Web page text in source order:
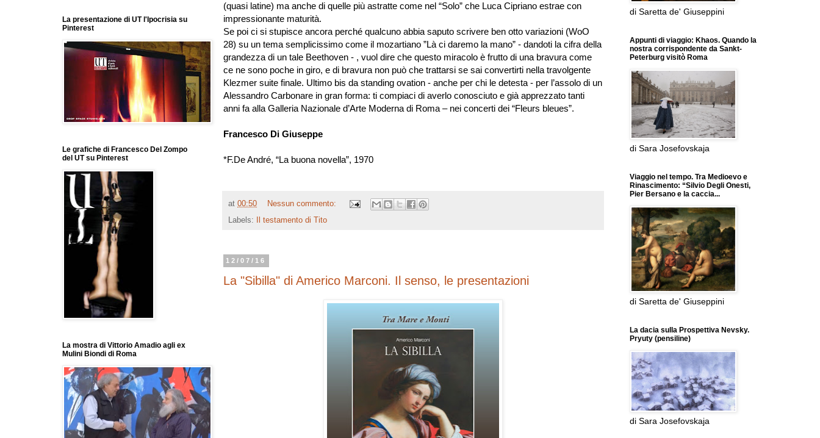
(quasi latine) ma anche di quelle più astratte come nel “Solo” che Luca Cipriano estrae con
impressionante maturità.
Se poi ci si stupisce ancora perché qualcuno abbia saputo scrivere ben otto variazioni (WoO
28) su un tema semplicissimo come il mozartiano ”Là ci daremo la mano” - dandoti la cifra della
grandezza di un tale Beethoven - , vuol dire che questo miracolo è frutto di una bravura come
ce ne sono poche in giro, e di bravura non può che trattarsi se sai convertirti nella travolgente
Klezmer suite finale. Ultimo bis da standing ovation - anche per chi le detesta - per l’assolo di un
Alessandro Carbonare in gran forma: ti compiaci di averlo conosciuto e già apprezzato tanti
anni fa alla Galleria Nazionale d’Arte Moderna di Roma – nei concerti dei “Fleurs bleues”.
Francesco Di Giuseppe
*F.De André, “La buona novella”, 1970
at 00:50
Nessun commento:
Labels:
Il testamento di Tito
12/07/16
La "Sibilla" di Americo Marconi. Il senso, le presentazioni
La presentazione di UT l'Ipocrisia su
Pinterest
Le grafiche di Francesco Del Zompo
del UT su Pinterest
La mostra di Vittorio Amadio agli ex
Mulini Biondi di Roma
di Saretta de' Giuseppini
Appunti di viaggio: Khaos. Quando la
nostra corrispondente da Sankt-
Peterburg visitò Roma
di Sara Josefovskaja
Viaggio nel tempo. Tra Medioevo e
Rinascimento: “Silvio Degli Onesti,
Pier Bersano e la caccia...
di Saretta de' Giuseppini
La dacia sulla Prospettiva Nevsky.
Pryuty (pensiline)
di Sara Josefovskaja